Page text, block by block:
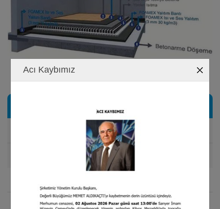
NORMA: EN 1602
NORMA: EN 823
Acı Kaybımız